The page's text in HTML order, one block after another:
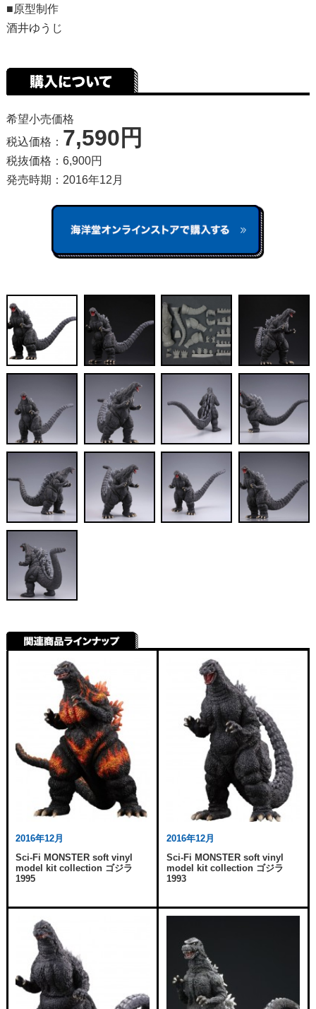
■原型制作
酒井ゆうじ
希望小売価格
税込価格： 7,590円
税抜価格：6,900円
発売時期：2016年12月
2016年12月
Sci-Fi MONSTER soft vinyl
model kit collection ゴジラ
1995
2016年12月
Sci-Fi MONSTER soft vinyl
model kit collection ゴジラ
1993